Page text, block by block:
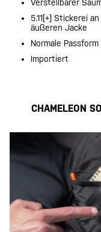
Verstellbarer
5.11[+] Stickerei
äußeren Jacke
Normale Passform
Importiert
CHAMELEON